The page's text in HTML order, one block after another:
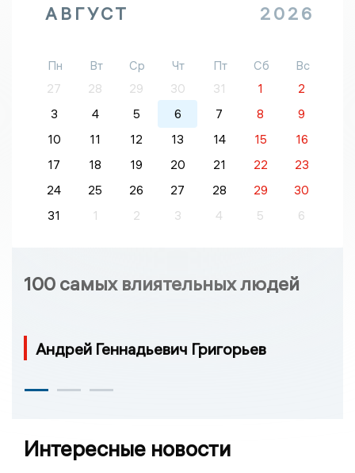
АВГУСТ 2026
Пн Вт Ср Чт Пт Сб
Вс
27
28 29 30 31 1
2
3
4 5 6 7 8
9
10
11 12 13 14 15
16
17
18 19 20 21 22
23
24
25 26 27 28 29
30
31
1 2 3 4 5 6
100 самых влиятельных людей
Андрей Геннадьевич Григорьев
Интересные новости